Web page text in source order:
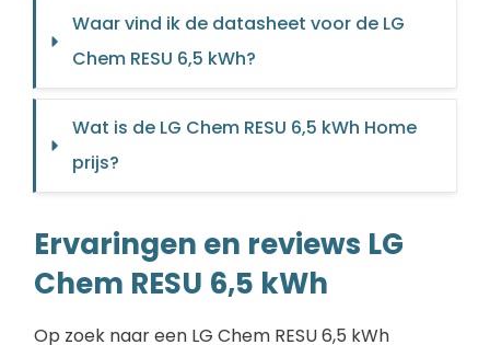
Waar vind ik de datasheet voor de LG
Chem RESU 6,5 kWh?
Wat is de LG Chem RESU 6,5 kWh Home
prijs?
Ervaringen en reviews LG
Chem RESU 6,5 kWh
Op zoek naar een LG Chem RESU 6,5 kWh